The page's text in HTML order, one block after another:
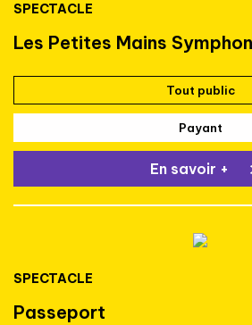
SPECTACLE
Les Petites Mains
Tout public
Payant
En savoir +
SPECTACLE
Passeport